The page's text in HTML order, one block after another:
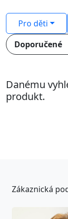
Pro děti
Danému
produkt.
Zákaznická